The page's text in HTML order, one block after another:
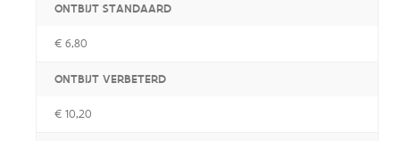
ONTBIJT STANDAARD
€ 6,80
ONTBIJT VERBETERD
€ 10,20